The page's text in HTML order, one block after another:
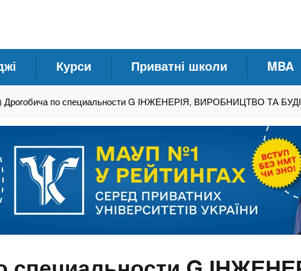
Курси Приватні школи MBA
по специальности G ІНЖЕНЕРІЯ, ВИРОБНИЦТВО ТА